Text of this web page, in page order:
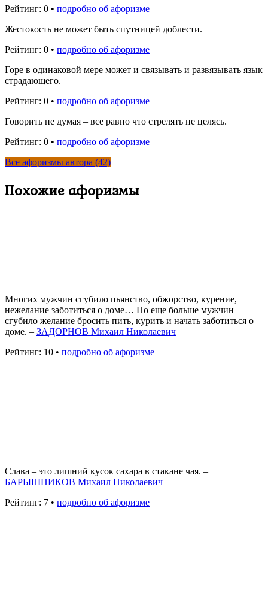
Рейтинг: 0 • подробно об афоризме
Жестокость не может быть спутницей доблести.
Рейтинг: 0 • подробно об афоризме
Горе в одинаковой мере может и связывать и развязывать язык
страдающего.
Рейтинг: 0 • подробно об афоризме
Говорить не думая – все равно что стрелять не целясь.
Рейтинг: 0 • подробно об афоризме
Все афоризмы автора (42)
Похожие афоризмы
Многих мужчин сгубило пьянство, обжорство, курение,
нежелание заботиться о доме… Но еще больше мужчин
сгубило желание бросить пить, курить и начать заботиться о
доме. – ЗАДОРНОВ Михаил Николаевич
Рейтинг: 10 • подробно об афоризме
Слава – это лишний кусок сахара в стакане чая. –
БАРЫШНИКОВ Михаил Николаевич
Рейтинг: 7 • подробно об афоризме